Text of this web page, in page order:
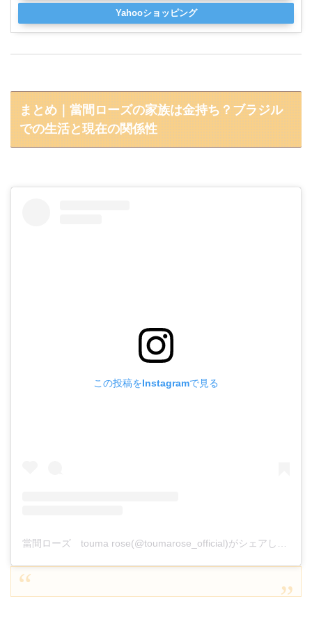
Yahooショッピング
まとめ｜當間ローズの家族は金持ち？ブラジル
での生活と現在の関係性
この投稿をInstagramで見る
當間ローズ touma rose(@toumarose_official)がシェアした投稿